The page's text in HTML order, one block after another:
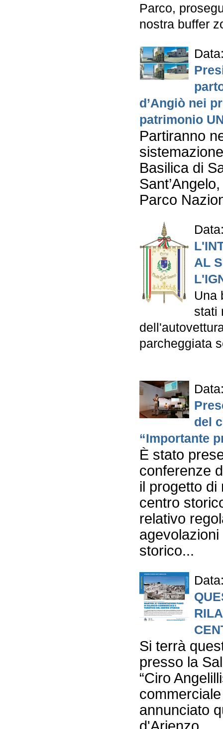
Parco,
nostra buffer
d’Angiò nei
patrimonio
Partiranno
Basilica di
Parco
AL
Una
stati
parcheggiata
del
“Importante
È stato
conferenze
il progetto di
centro
relativo
storico...
Si terrà
presso la
“Ciro
annunciato